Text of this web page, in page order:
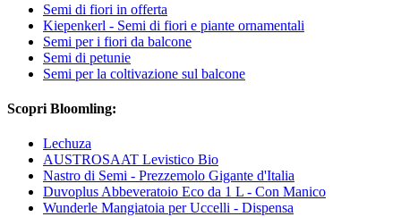
Semi di fiori in offerta
Kiepenkerl - Semi di fiori e piante ornamentali
Semi per i fiori da balcone
Semi di petunie
Semi per la coltivazione sul balcone
Scopri Bloomling:
Lechuza
AUSTROSAAT Levistico Bio
Nastro di Semi - Prezzemolo Gigante d'Italia
Duvoplus Abbeveratoio Eco da 1 L - Con Manico
Wunderle Mangiatoia per Uccelli - Dispensa